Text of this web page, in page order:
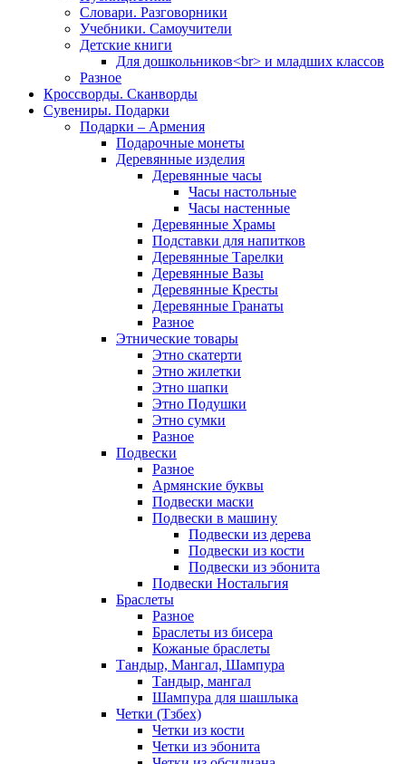
Словари. Разговорники
Учебники. Самоучители
Детские книги
Для дошкольников<br> и младших классов
Разное
Кроссворды. Сканворды
Сувениры. Подарки
Подарки – Армения
Подарочные монеты
Деревянные изделия
Деревянные часы
Часы настольные
Часы настенные
Деревянные Храмы
Подставки для напитков
Деревянные Тарелки
Деревянные Вазы
Деревянные Кресты
Деревянные Гранаты
Разное
Этнические товары
Этно скатерти
Этно жилетки
Этно шапки
Этно Подушки
Этно сумки
Разное
Подвески
Разное
Армянские буквы
Подвески маски
Подвески в машину
Подвески из дерева
Подвески из кости
Подвески из эбонита
Подвески Ностальгия
Браслеты
Разное
Браслеты из бисера
Кожаные браслеты
Тандыр, Мангал, Шампура
Тандыр, мангал
Шампура для шашлыка
Четки (Тзбех)
Четки из кости
Четки из эбонита